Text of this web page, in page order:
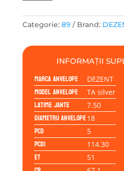
TA
7.50x18
5/114,30/51/67,1
Categorie: 89 Brand:
INFORMAȚII
Marca anvelope DEZENT
Model anvelope TA silver
Latime jante 7.50
Diametru anvelope18
PCD 5
PCD1 114.30
ET 51